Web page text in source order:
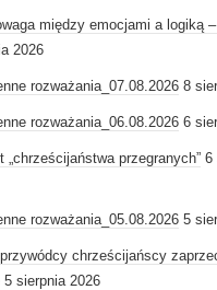
między emocjami a logiką
2026
rozważania_07.08.2026 8
rozważania_06.08.2026 6
„chrześcijaństwa przegranych” 6
rozważania_05.08.2026 5
chrześcijańscy
5 sierpnia 2026